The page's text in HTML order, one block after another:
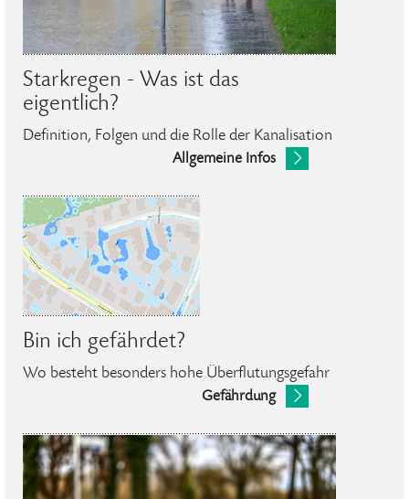
Starkregen - Was ist das
eigentlich?
Definition, Folgen und die Rolle der Kanalisation
Allgemeine Infos
Bin ich gefährdet?
Wo besteht besonders hohe Überflutungsgefahr
Gefährdung